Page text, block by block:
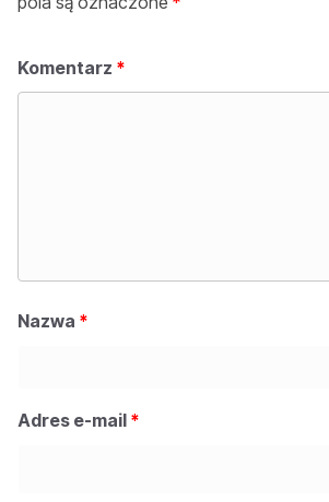
Komentarz *
Nazwa *
Adres e-mail *